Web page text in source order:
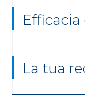
Efficacia
La tua